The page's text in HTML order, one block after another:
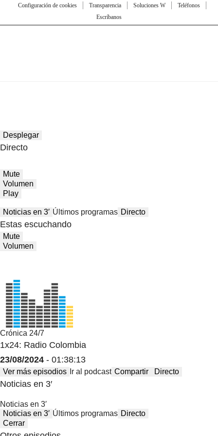
Configuración de cookies Transparencia Soluciones W
Teléfonos
Escríbanos
Desplegar
Directo
Mute
Volumen
Play
Noticias en 3′ Últimos programas Directo
Estas escuchando
Mute
Volumen
Crónica 24/7
1x24: Radio Colombia
23/08/2024 - 01:38:13
Ver más episodios Ir al podcast Compartir Directo
Noticias en 3′
Noticias en 3′
Noticias en 3′ Últimos programas Directo
Cerrar